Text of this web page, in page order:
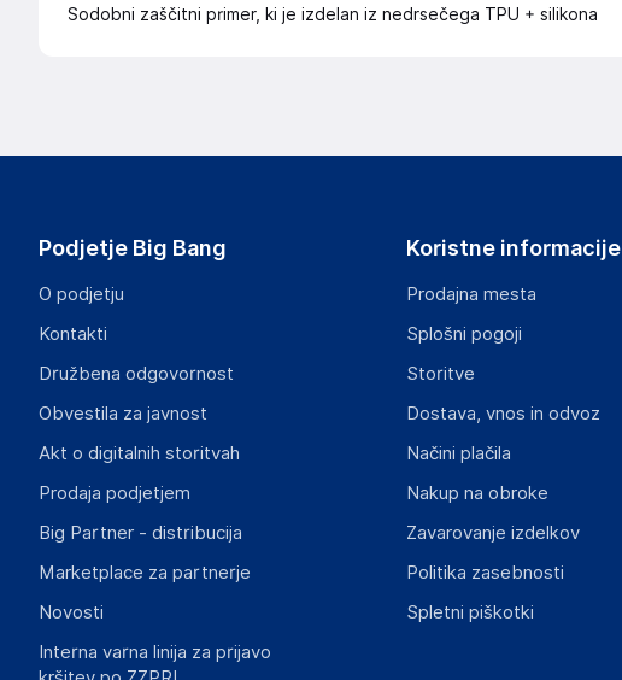
Sodobni zaščitni primer, ki je izdelan iz nedrsečega TPU + silikona
Podjetje Big Bang
O podjetju
Kontakti
Družbena odgovornost
Obvestila za javnost
Akt o digitalnih storitvah
Prodaja podjetjem
Big Partner - distribucija
Marketplace za partnerje
Novosti
Interna varna linija za prijavo
Koristne informacije
Prodajna mesta
Splošni pogoji
Storitve
Dostava, vnos in odvoz
Načini plačila
Nakup na obroke
Zavarovanje izdelkov
Politika zasebnosti
Spletni piškotki